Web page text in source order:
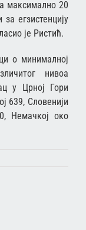
максимално 20
егзистенцију
је Ристић.
о минималној
нивоа
у Црној Гори
639, Словенији
Немачкој око